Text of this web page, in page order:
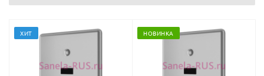
ХИТ НОВИНКА